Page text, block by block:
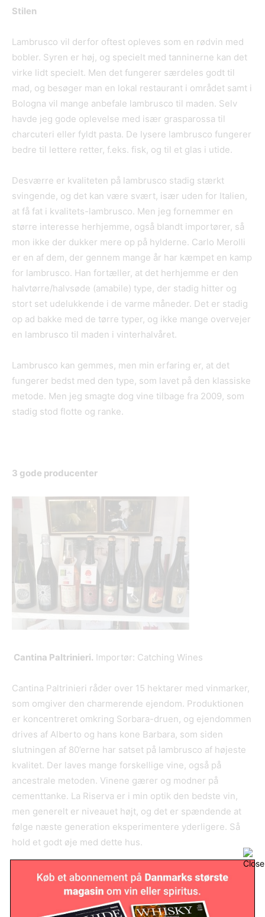
Stilen
Lambrusco vil derfor oftest opleves som en rødvin med
bobler. Syren er høj, og specielt med tanninerne kan det
virke lidt specielt. Men det fungerer særdeles godt til
mad, og besøger man en lokal restaurant i området samt i
Bologna vil mange anbefale lambrusco til maden. Selv
havde jeg gode oplevelse med især grasparossa til
charcuteri eller fyldt pasta. De lysere lambrusco fungerer
bedre til lettere retter, f.eks. fisk, og til et glas i utide.
Desværre er kvaliteten på lambrusco stadig stærkt
svingende, og det kan være svært, især uden for Italien,
at få fat i kvalitets-lambrusco. Men jeg fornemmer en
større interesse herhjemme, også blandt importører, så
mon ikke der dukker mere op på hylderne. Carlo Merolli
er en af dem, der gennem mange år har kæmpet en kamp
for lambrusco. Han fortæller, at det herhjemme er den
halvtørre/halvsøde (amabile) type, der stadig hitter og
stort set udelukkende i de varme måneder. Det er stadig
op ad bakke med de tørre typer, og ikke mange overvejer
en lambrusco til maden i vinterhalvåret.
Lambrusco kan gemmes, men min erfaring er, at det
fungerer bedst med den type, som lavet på den klassiske
metode. Men jeg smagte dog vine tilbage fra 2009, som
stadig stod flotte og ranke.
3 gode producenter
Cantina Paltrinieri. Importør: Catching Wines
Cantina Paltrinieri råder over 15 hektarer med vinmarker,
som omgiver den charmerende ejendom. Produktionen
er koncentreret omkring Sorbara-druen, og ejendommen
drives af Alberto og hans kone Barbara, som siden
slutningen af 80’erne har satset på lambrusco af højeste
kvalitet. Der laves mange forskellige vine, også på
ancestrale metoden. Vinene gærer og modner på
cementtanke. La Riserva er i min optik den bedste vin,
men generelt er niveauet højt, og det er spændende at
følge næste generation eksperimentere yderligere. Så
hold et godt øje med dette hus.
Cantina della Volta.Importør: Estrup & Udsen